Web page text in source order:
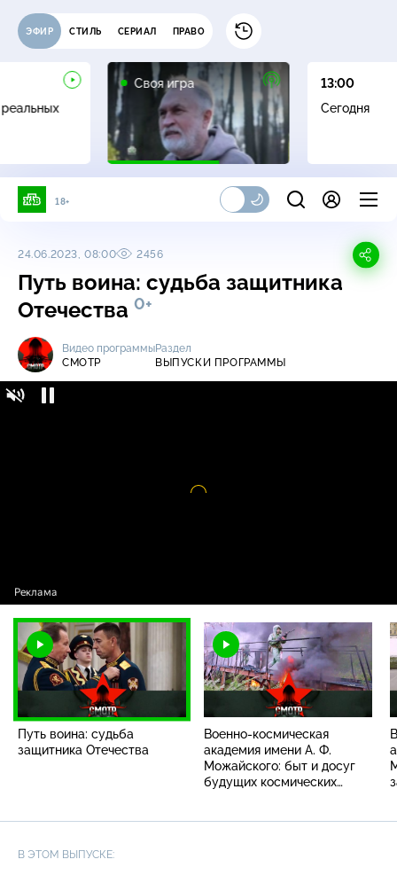
ЭФИР СТИЛЬ СЕРИАЛ ПРАВО
Своя игра
0+
13:00
Сегодня
18+
24.06.2023, 08:00 2456
Путь воина: судьба защитника
Отечества 0+
Видео программы
СМОТР
Раздел
ВЫПУСКИ ПРОГРАММЫ
Видео
Путь воина: судьба
защитника Отечества
Военно-космическая
академия имени А. Ф.
Можайского: быт и досуг
будущих космических
В ЭТОМ ВЫПУСКЕ: